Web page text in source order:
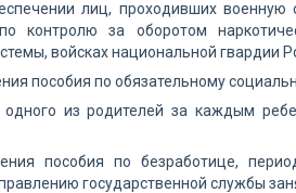
лиц, проходивших военную
контролю за оборотом
войсках национальной гвардии
пособия по обязательному
одного из родителей за каждым
пособия по безработице,
государственной службы